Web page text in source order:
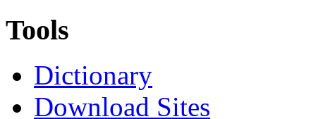
Tools
Dictionary
Download Sites